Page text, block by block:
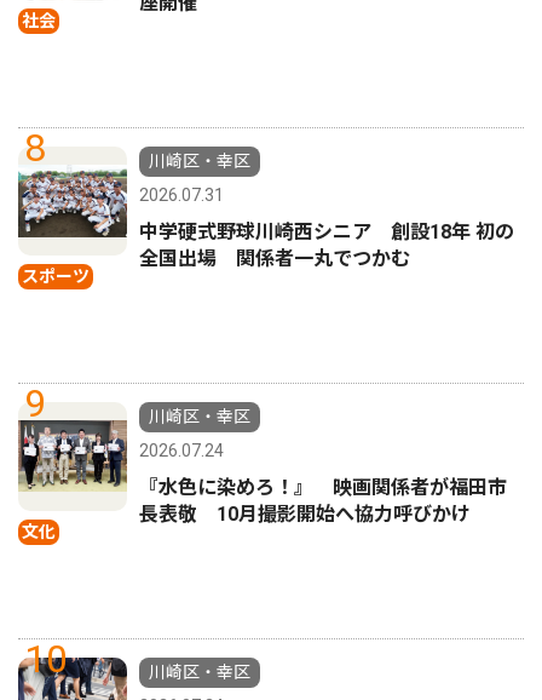
社会
8
スポーツ
川崎区・幸区
2026.07.31
中学硬式野球川崎西シニア 創設18年 初の
全国出場 関係者一丸でつかむ
9
文化
川崎区・幸区
2026.07.24
『水色に染めろ！』 映画関係者が福田市
長表敬 10月撮影開始へ協力呼びかけ
10
川崎区・幸区